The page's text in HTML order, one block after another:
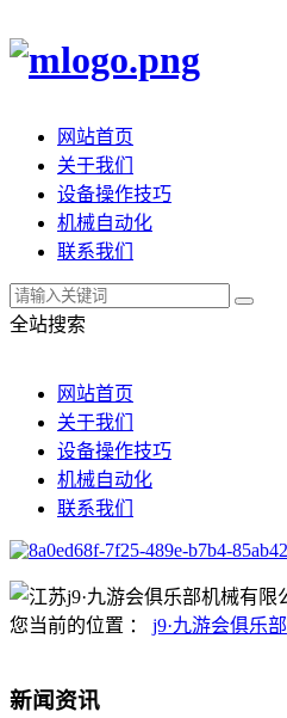
网站首页
关于我们
设备操作技巧
机械自动化
联系我们
全站搜索
网站首页
关于我们
设备操作技巧
机械自动化
联系我们
您当前的位置 ： j9·九游会俱乐部
新闻资讯